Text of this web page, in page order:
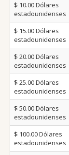
$ 10.00Dólares
estadounidenses
$ 15.00Dólares
estadounidenses
$ 20.00Dólares
estadounidenses
$ 25.00Dólares
estadounidenses
$ 50.00Dólares
estadounidenses
$ 100.00Dólares
estadounidenses